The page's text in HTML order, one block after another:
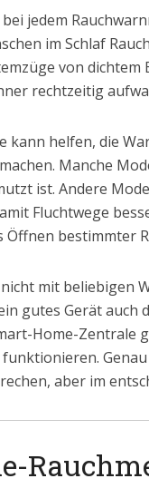
jedem
im Schlaf
von
rechtzeitig
kann helfen, die
Manche
ist. Andere
Fluchtwege
bestimmter
mit beliebigen
gutes Gerät
Home-Zentrale
aber im